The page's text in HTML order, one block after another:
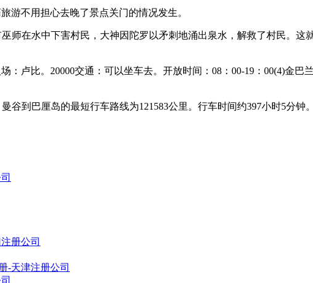
游不用担心去晚了景点关门的情况发生。
师在水中下害村民，大神因陀罗以矛刺地涌出泉水，解救了村民。
卢比。20000交通：可以坐车去。开放时间：08：00-19：00(4)金
谷到巴厘岛的最短行车路线为121583公里。行车时间约397小时5分钟
册公司
-天津注册公司